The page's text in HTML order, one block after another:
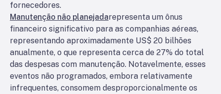
fornecedores.
Manutenção não planejadarepresenta um ônus
financeiro significativo para as companhias aéreas,
representando aproximadamente US$ 20 bilhões
anualmente, o que representa cerca de 27% do total
das despesas com manutenção. Notavelmente, esses
eventos não programados, embora relativamente
infrequentes, consomem desproporcionalmente os